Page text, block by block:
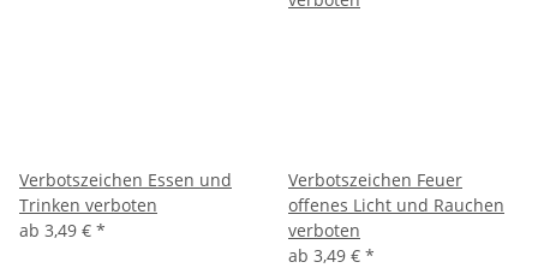
Verbotszeichen Essen und
Trinken verboten
ab 3,49 € *
Verbotszeichen Feuer
offenes Licht und Rauchen
verboten
ab 3,49 € *